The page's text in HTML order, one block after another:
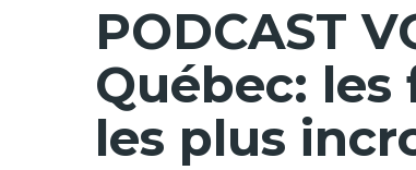
PODCAST
Québec:
les plus